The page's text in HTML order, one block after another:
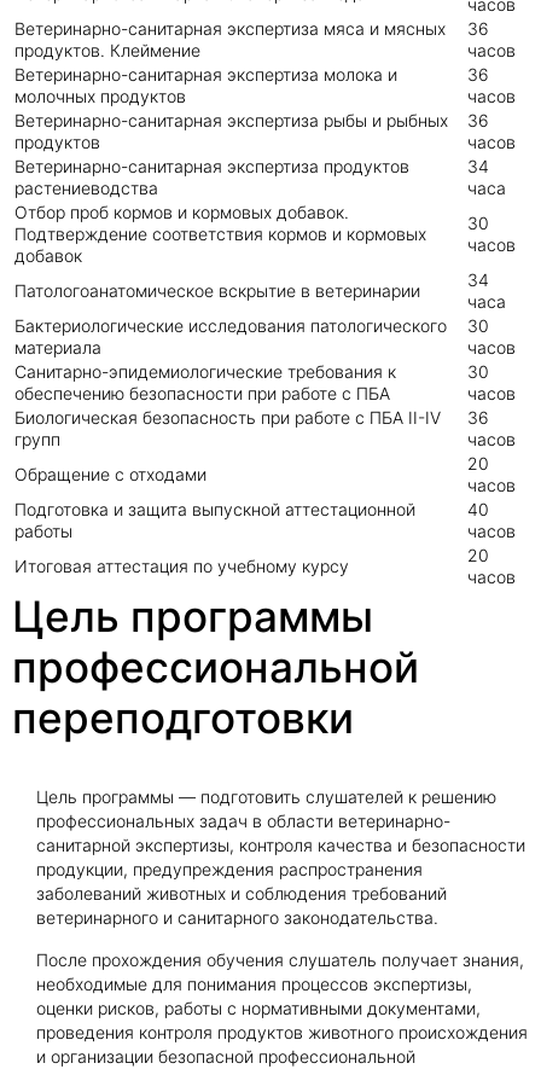
часов
Ветеринарно-санитарная экспертиза мяса и мясных
продуктов. Клеймение
36
часов
Ветеринарно-санитарная экспертиза молока и
молочных продуктов
36
часов
Ветеринарно-санитарная экспертиза рыбы и рыбных
продуктов
36
часов
Ветеринарно-санитарная экспертиза продуктов
растениеводства
34
часа
Отбор проб кормов и кормовых добавок.
Подтверждение соответствия кормов и кормовых
добавок
30
часов
Патологоанатомическое вскрытие в ветеринарии
34
часа
Бактериологические исследования патологического
материала
30
часов
Санитарно-эпидемиологические требования к
обеспечению безопасности при работе с ПБА
30
часов
Биологическая безопасность при работе с ПБА II-IV
групп
36
часов
Обращение с отходами
20
часов
Подготовка и защита выпускной аттестационной
работы
40
часов
Итоговая аттестация по учебному курсу
20
часов
Цель программы
профессиональной
переподготовки
Цель программы — подготовить слушателей к решению
профессиональных задач в области ветеринарно-
санитарной экспертизы, контроля качества и безопасности
продукции, предупреждения распространения
заболеваний животных и соблюдения требований
ветеринарного и санитарного законодательства.
После прохождения обучения слушатель получает знания,
необходимые для понимания процессов экспертизы,
оценки рисков, работы с нормативными документами,
проведения контроля продуктов животного происхождения
и организации безопасной профессиональной